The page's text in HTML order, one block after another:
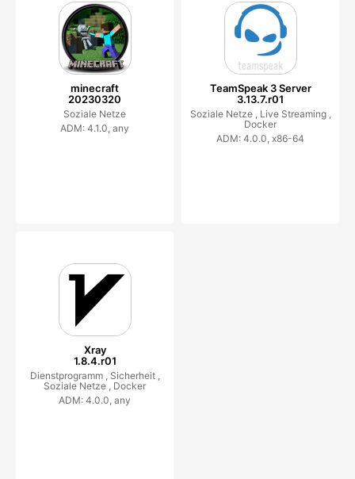
minecraft
20230320
Soziale Netze
ADM: 4.1.0, any
TeamSpeak 3 Server
3.13.7.r01
Soziale Netze , Live Streaming ,
Docker
ADM: 4.0.0, x86-64
Xray
1.8.4.r01
Dienstprogramm , Sicherheit ,
Soziale Netze , Docker
ADM: 4.0.0, any